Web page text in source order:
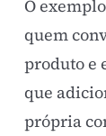
O
quem
produto e
que
própria